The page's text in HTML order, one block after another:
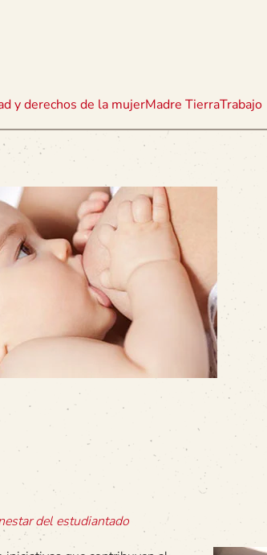
y derechos de la mujerMadre TierraTrabajo
del estudiantado